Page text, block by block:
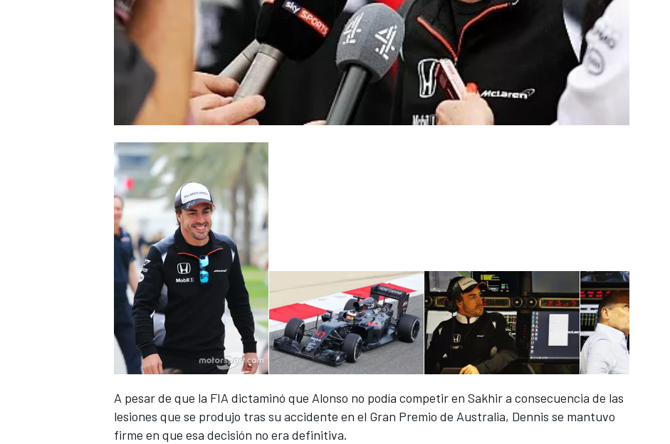
A pesar de que la FIA dictaminó que Alonso no podía competir en Sakhir a consecuencia de las
lesiones que se produjo tras su accidente en el Gran Premio de Australia, Dennis se mantuvo
firme en que esa decisión no era definitiva.